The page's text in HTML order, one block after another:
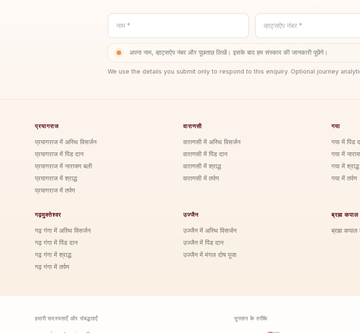
नाम * व्हाट्सऐप नंबर *
अपना नाम, व्हाट्सऐप नंबर और पूछताछ लिखें। इसके बाद हम संस्कार की जानकारी पूछेंगे।
We use the details you submit only to respond to this enquiry. Optional journey
प्रयागराज
प्रयागराज में अस्थि विसर्जन
प्रयागराज में पिंड दान
प्रयागराज में नारायण बली
प्रयागराज में श्राद्ध
प्रयागराज में तर्पण
वाराणसी
वाराणसी में अस्थि विसर्जन
वाराणसी में पिंड दान
वाराणसी में श्राद्ध
वाराणसी में तर्पण
गया
गया में पिंड
गया में
गया में श्राद्ध
गया में तर्पण
गढ़मुक्तेश्वर
गढ़ गंगा में अस्थि विसर्जन
गढ़ गंगा में पिंड दान
गढ़ गंगा में श्राद्ध
गढ़ गंगा में तर्पण
उज्जैन
उज्जैन में अस्थि विसर्जन
उज्जैन में पिंड दान
उज्जैन में मंगल दोष पूजा
ब्रह्म कपाल
ब्रह्म कपाल
हमारी सदस्यताएँ और संबद्धताएँ भुगतान के तरीके